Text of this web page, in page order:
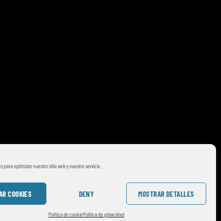
para optimizar nuestro sitio web y nuestro servicio.
COOKIES DENY MOSTRAR DETALLES
Política de cookiePolitica de privacidad